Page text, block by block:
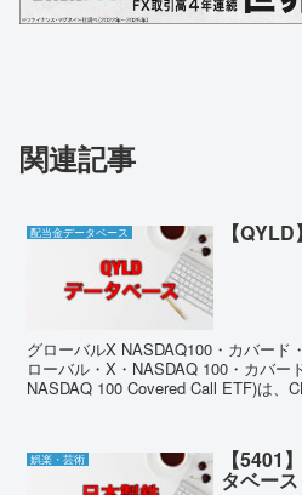
関連記事
配当金データベース 【
グローバルX NASDAQ100・カバード
ローバル・X・NASDAQ 100・カバー
NASDAQ 100 Covered Call ETF)は、
娯楽・芸術 【5401
タベース